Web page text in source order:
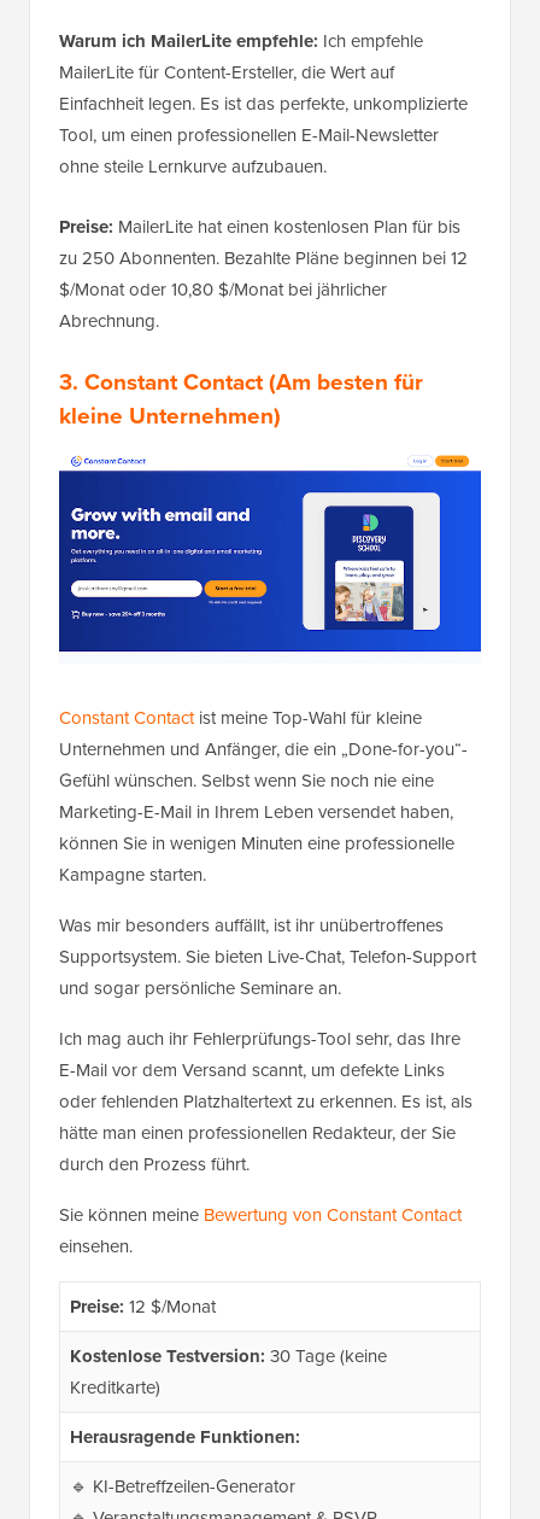
Warum ich MailerLite empfehle: Ich empfehle
MailerLite für Content-Ersteller, die Wert auf
Einfachheit legen. Es ist das perfekte, unkomplizierte
Tool, um einen professionellen E-Mail-Newsletter
ohne steile Lernkurve aufzubauen.
Preise: MailerLite hat einen kostenlosen Plan für bis
zu 250 Abonnenten. Bezahlte Pläne beginnen bei 12
$/Monat oder 10,80 $/Monat bei jährlicher
Abrechnung.
3. Constant Contact(Am besten für
kleine Unternehmen)
Constant Contactist meine Top-Wahl für kleine
Unternehmen und Anfänger, die ein „Done-for-you“-
Gefühl wünschen. Selbst wenn Sie noch nie eine
Marketing-E-Mail in Ihrem Leben versendet haben,
können Sie in wenigen Minuten eine professionelle
Kampagne starten.
Was mir besonders auffällt, ist ihr unübertroffenes
Supportsystem. Sie bieten Live-Chat, Telefon-Support
und sogar persönliche Seminare an.
Ich mag auch ihr Fehlerprüfungs-Tool sehr, das Ihre
E-Mail vor dem Versand scannt, um defekte Links
oder fehlenden Platzhaltertext zu erkennen. Es ist, als
hätte man einen professionellen Redakteur, der Sie
durch den Prozess führt.
Sie können meine Bewertung von Constant Contact
einsehen.
Preise: 12 $/Monat
Kostenlose Testversion: 30 Tage (keine
Kreditkarte)
Herausragende Funktionen:
🔹 KI-Betreffzeilen-Generator